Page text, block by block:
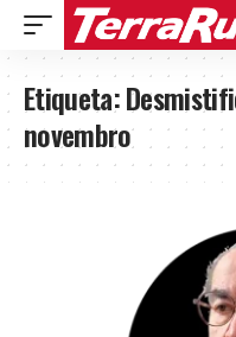
Etiqueta:
novembro